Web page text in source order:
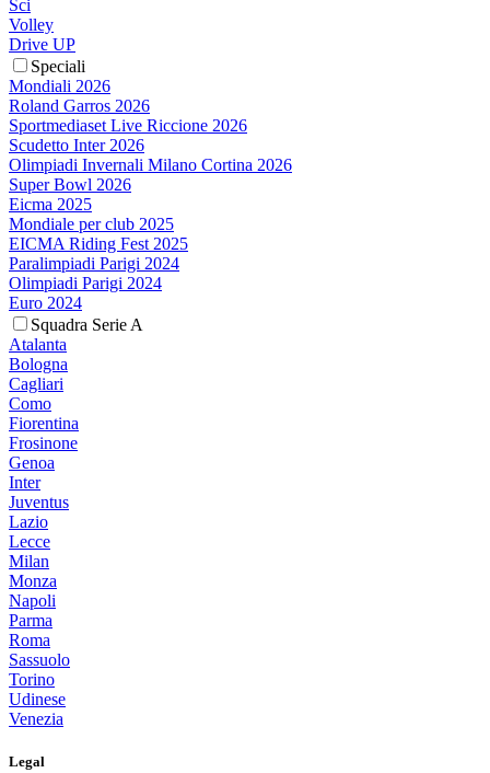
Sci
Volley
Drive UP
Speciali
Mondiali 2026
Roland Garros 2026
Sportmediaset Live Riccione 2026
Scudetto Inter 2026
Olimpiadi Invernali Milano Cortina 2026
Super Bowl 2026
Eicma 2025
Mondiale per club 2025
EICMA Riding Fest 2025
Paralimpiadi Parigi 2024
Olimpiadi Parigi 2024
Euro 2024
Squadra Serie A
Atalanta
Bologna
Cagliari
Como
Fiorentina
Frosinone
Genoa
Inter
Juventus
Lazio
Lecce
Milan
Monza
Napoli
Parma
Roma
Sassuolo
Torino
Udinese
Venezia
Legal